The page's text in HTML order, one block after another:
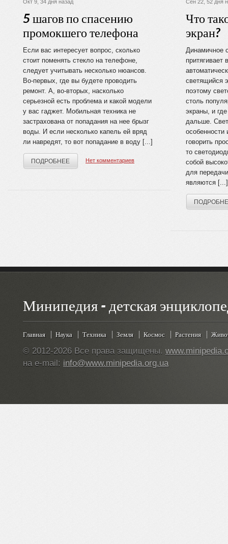
Окт 9, 34 дня назад
5 шагов по спасению
промокшего телефона
Если вас интересует вопрос, сколько
стоит поменять стекло на телефоне,
следует учитывать несколько нюансов.
Во-первых, где вы будете проводить
ремонт. А, во-вторых, насколько
серьезной есть проблема и какой модели
у вас гаджет. Мобильная техника не
застрахована от попадания на нее брызг
воды. И если несколько капель ей вряд
ли навредят, то вот попадание в воду [...]
ПОДРОБНЕЕ Нет комментариев
Сен 22, 52 дня
Что
экран?
Динамичное
притягивает
светящийся
поэтому
столь
экраны, и
дальше.
говорить
то
собой
для
являются [...]
Минипедия - детская
Главная Наука Техника Земля Космос Растения
© 2012-2026 Все права защищены.
на e-mail: info@www.minipedia.org.ua